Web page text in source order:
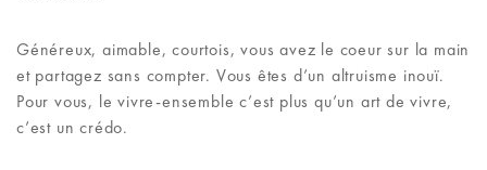
Généreux, aimable, courtois, vous avez le coeur sur la main
et partagez sans compter. Vous êtes d’un altruisme inouï.
Pour vous, le vivre-ensemble c’est plus qu’un art de vivre,
c’est un crédo.